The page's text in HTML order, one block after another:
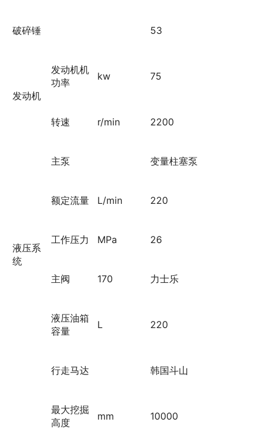
破碎锤 53
发动机
发动机机
功率
kw 75
转速 r/min 2200
液压系
统
主泵 变量柱塞泵
额定流量 L/min 220
工作压力 MPa 26
主阀 170 力士乐
液压油箱
容量
L 220
行走马达 韩国斗山
最大挖掘
高度
mm 10000